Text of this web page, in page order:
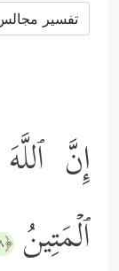
إِنَّ
ٱلۡمَتِینُ ﴿٥٨﴾